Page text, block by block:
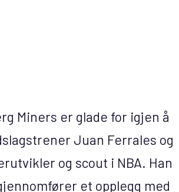
Miners er glade for igjen å
Juan Ferrales og
og scout i NBA. Han
et opplegg med